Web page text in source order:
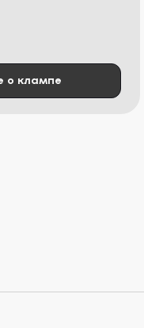
о клампе